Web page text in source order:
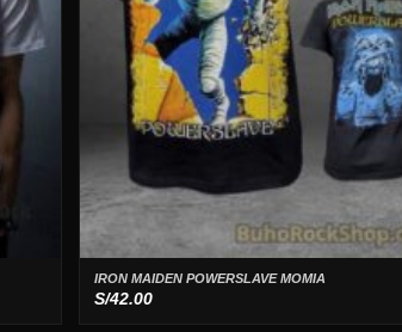
IRON MAIDEN POWERSLAVE MOMIA
S/42.00